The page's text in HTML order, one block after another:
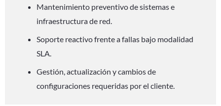
Mantenimiento preventivo de sistemas e
infraestructura de red.
Soporte reactivo frente a fallas bajo modalidad
SLA.
Gestión, actualización y cambios de
configuraciones requeridas por el cliente.